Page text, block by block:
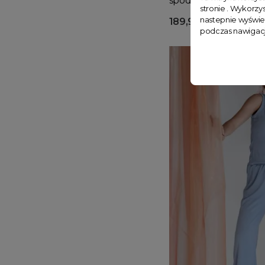
189,99 zł
stronie .
nastepnie
podczas